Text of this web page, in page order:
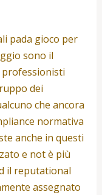
pada gioco per
sono il
dei
che ancora
normativa
anche in questi
e not è più
il reputational
assegnato